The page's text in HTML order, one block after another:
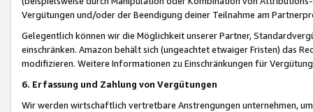
Vergütungen und/oder der Beendigung deiner Teilnahme am
Gelegentlich können wir die Möglichkeit unserer Partner,
einschränken. Amazon behält sich (ungeachtet etwaiger Fristen) das
modifizieren. Weitere Informationen zu Einschränkungen für
6. Erfassung und Zahlung von Vergütungen
Wir werden wirtschaftlich vertretbare Anstrengungen unternehmen,